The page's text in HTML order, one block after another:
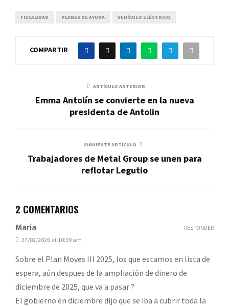
FISCALIDAD PLANES DE AYUDA VEHÍCULO ELÉCTRICO
COMPARTIR
ARTÍCULO ANTERIOR
Emma Antolín se convierte en la nueva
presidenta de Antolin
SIGUIENTE ARTÍCULO
Trabajadores de Metal Group se unen para
reflotar Legutio
2 COMENTARIOS
María
27/02/2026 at 10:39 am
Sobre el Plan Moves III 2025, los que estamos en lista de
espera, aún despues de la ampliación de dinero de
diciembre de 2025, que va a pasar ?
El gobierno en diciembre dijo que se iba a cubrir toda la
RESPONDER